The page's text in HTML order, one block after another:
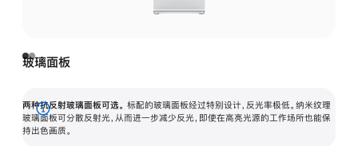
玻璃面板
两种抗反射玻璃面板可选。 标配的玻璃面板经过特别设计，反光率极低。纳米纹理
玻璃面板可分散反射光，从而进一步减少反光，即使在高亮光源的工作场所也能保
持出色画质。
展
开